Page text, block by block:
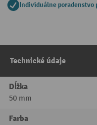
Individuálne poradenstvo
Technické údaje
Dĺžka
50 mm
Farba